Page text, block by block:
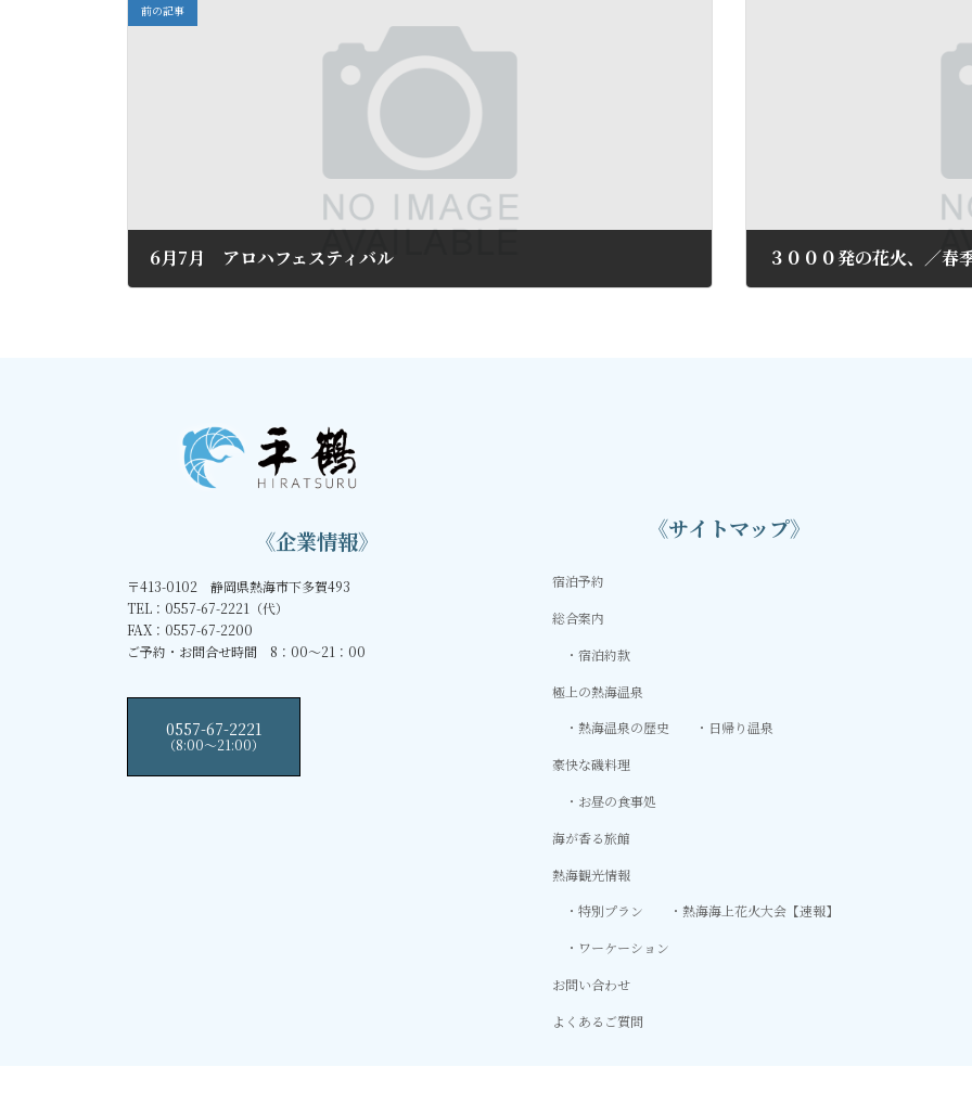
前の記事
6月7月 アロハフェスティバル ３０００発の花火、／春
《企業情報》
〒413-0102 静岡県熱海市下多賀493
TEL：0557-67-2221（代）
FAX：0557-67-2200
ご予約・お問合せ時間 8：00～21：00
0557-67-2221
（8:00〜21:00）
《サイトマップ》
宿泊予約
総合案内
宿泊約款
極上の熱海温泉
熱海温泉の歴史
日帰り温泉
豪快な磯料理
お昼の食事処
海が香る旅館
熱海観光情報
特別プラン
熱海海上花火大会【速報】
ワーケーション
お問い合わせ
よくあるご質問